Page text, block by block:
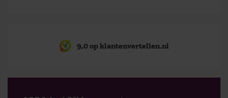
9,0 op klantenvertellen.nl